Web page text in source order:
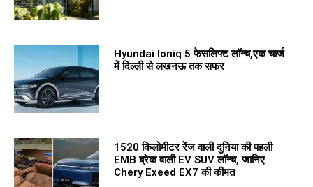
Hyundai Ioniq 5 फेसलिफ्ट लॉन्च,एक चार्ज
में दिल्ली से लखनऊ तक सफर
1520 किलोमीटर रेंज वाली दुनिया की पहली
EMB ब्रेक वाली EV SUV लॉन्च, जानिए
Chery Exeed EX7 की कीमत